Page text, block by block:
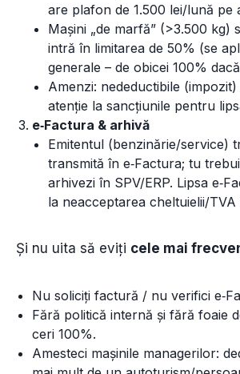
are plafon de 1.500 lei/lună pe
Mașini „de marfă” (>3.500 kg)
intră în limitarea de 50% (se
generale – de obicei 100%
Amenzi: nedeductibile
atenție la sancțiunile pentru
e‑Factura & arhivă
Emitentul (benzinărie/service)
transmită în e‑Factura; tu
arhivezi în SPV/ERP. Lipsa
la neacceptarea cheltuielii/
Și nu uita să eviți cele mai
Nu soliciți factură / nu verifici
Fără politică internă și fără foaie
ceri 100%.
Amesteci mașinile managerilor: